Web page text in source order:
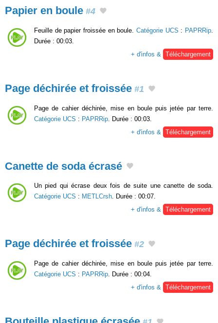
Papier en boule #4
Feuille de papier froissée en boule. Catégorie UCS : PAPRRip
Durée : 00:03.
+ d'infos &
Téléchargement
Page déchirée et froissée #1
Page de cahier déchirée, mise en boule puis jetée par terre.
Catégorie UCS : PAPRRip . Durée : 00:03.
+ d'infos &
Téléchargement
Canette de soda écrasé
Un pied qui écrase deux fois de suite une canette de soda.
Catégorie UCS : METLCrsh. Durée : 00:07.
+ d'infos & Téléchargement
Page déchirée et froissée #2
Page de cahier déchirée, mise en boule puis jetée par terre.
Catégorie UCS : PAPRRip . Durée : 00:04.
+ d'infos &
Téléchargement